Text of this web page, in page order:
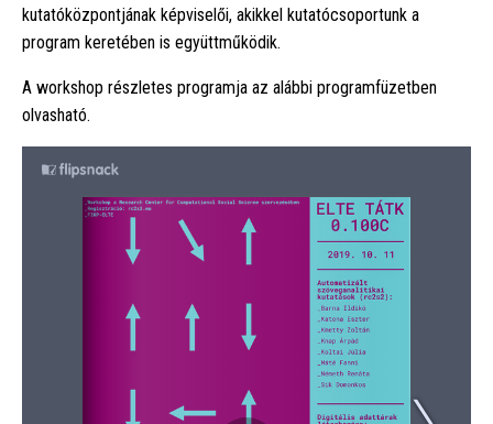
kutatóközpontjának képviselői, akikkel kutatócsoportunk a
program keretében is együttműködik.
A workshop részletes programja az alábbi programfüzetben
olvasható.